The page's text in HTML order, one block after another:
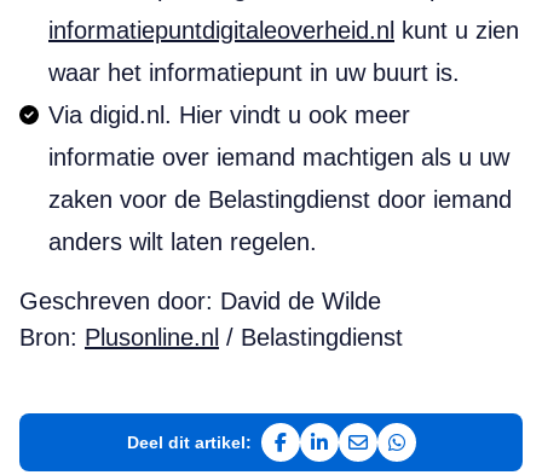
informatiepuntdigitaleoverheid.nl
kunt u zien
waar het informatiepunt in uw buurt is.
Via digid.nl. Hier vindt u ook meer
informatie over iemand machtigen als u uw
zaken voor de Belastingdienst door iemand
anders wilt laten regelen.
Geschreven door: David de Wilde
Bron: Plusonline.nl / Belastingdienst
Deel dit artikel:
Deel op Facebook
Deel op LinkedIn
Deel via e-mail
Deel via